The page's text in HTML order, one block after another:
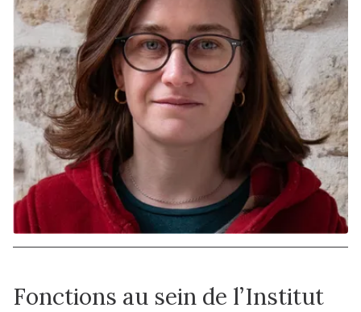
Fonctions au sein de l’Institut